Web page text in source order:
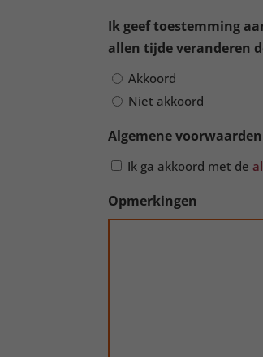
Ik geef toestemming
allen tijde veranderen
Akkoord
Niet akkoord
Algemene voorwaarden
Ik ga akkoord met de
Opmerkingen